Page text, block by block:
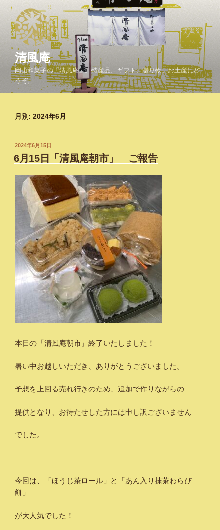
清風庵
岡山和菓子の「清風庵」。特産品、ギフト、贈り物、お土産にど
うぞ。
月別: 2024年6月
投
稿
日:
2024年6月15日
6月15日「清風庵朝市」 ご報告
本日の「清風庵朝市」終了いたしました！
暑い中お越しいただき、ありがとうございました。
予想を上回る売れ行きのため、追加で作りながらの
提供となり、お待たせした方には申し訳ございません
でした。
今回は、「ほうじ茶ロール」と「あん入り抹茶わらび
餅」
が大人気でした！